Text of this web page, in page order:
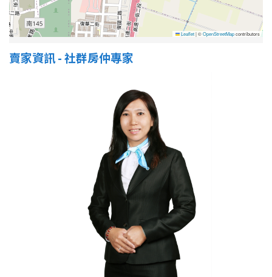
Leaflet|©OpenStreetMapcontributors
賣家資訊 - 社群房仲專家